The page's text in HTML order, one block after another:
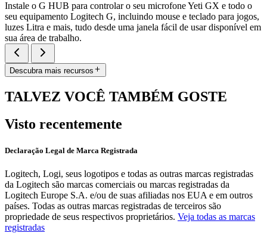
Instale o G HUB para controlar o seu microfone Yeti GX e todo o
seu equipamento Logitech G, incluindo mouse e teclado para jogos,
luzes Litra e mais, tudo desde uma janela fácil de usar disponível em
sua área de trabalho.
Descubra mais recursos
TALVEZ VOCÊ TAMBÉM GOSTE
Visto recentemente
Declaração Legal de Marca Registrada
Logitech, Logi, seus logotipos e todas as outras marcas registradas
da Logitech são marcas comerciais ou marcas registradas da
Logitech Europe S.A. e/ou de suas afiliadas nos EUA e em outros
países. Todas as outras marcas registradas de terceiros são
propriedade de seus respectivos proprietários. Veja todas as marcas
registradas